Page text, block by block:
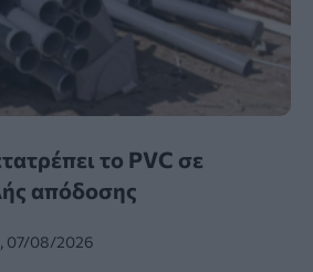
το PVC σε
απόδοσης
07/08/2026